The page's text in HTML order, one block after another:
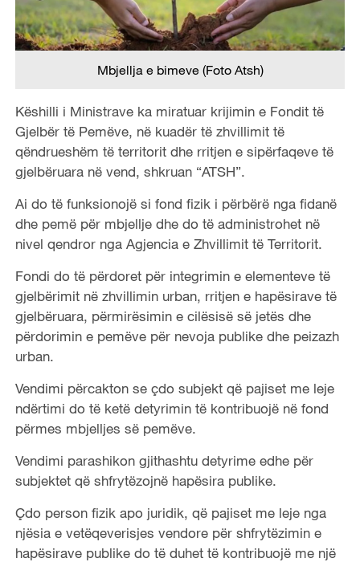
Mbjellja e bimeve (Foto Atsh)
Këshilli i Ministrave ka miratuar krijimin e Fondit të
Gjelbër të Pemëve, në kuadër të zhvillimit të
qëndrueshëm të territorit dhe rritjen e sipërfaqeve të
gjelbëruara në vend, shkruan “ATSH”.
Ai do të funksionojë si fond fizik i përbërë nga fidanë
dhe pemë për mbjellje dhe do të administrohet në
nivel qendror nga Agjencia e Zhvillimit të Territorit.
Fondi do të përdoret për integrimin e elementeve të
gjelbërimit në zhvillimin urban, rritjen e hapësirave të
gjelbëruara, përmirësimin e cilësisë së jetës dhe
përdorimin e pemëve për nevoja publike dhe peizazh
urban.
Vendimi përcakton se çdo subjekt që pajiset me leje
ndërtimi do të ketë detyrimin të kontribuojë në fond
përmes mbjelljes së pemëve.
Vendimi parashikon gjithashtu detyrime edhe për
subjektet që shfrytëzojnë hapësira publike.
Çdo person fizik apo juridik, që pajiset me leje nga
njësia e vetëqeverisjes vendore për shfrytëzimin e
hapësirave publike do të duhet të kontribuojë me një